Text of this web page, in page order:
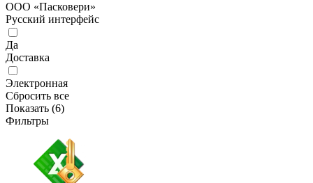
ООО «Пасковери»
Русский интерфейс
Да
Доставка
Электронная
Сбросить все
Показать (6)
Фильтры